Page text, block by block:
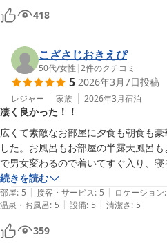
418
こざさじおきえぴ
50代/女性 |2件のクチコミ
5 2026年3月7日投稿
レジャー 家族 2026年3月宿泊
凄く良かった！！
広くて素敵なお部屋に夕食も朝食も
した。お風呂もお部屋の半露天風呂
で男女変わるので着いてすぐ入り、
り堪能しました。ベッドはクイーンサ
快適なのでひたすらだらだらしたい！
3時についてたらよかったーって後悔
翌日11時までしっかり堪能します。
ありがとうごさいました！！
続きを読む
部屋: 5 | 接客・サービス: 5 | ロケーション:
温泉・お風呂: 5 | 設備: 5 | 清潔さ: 5
359